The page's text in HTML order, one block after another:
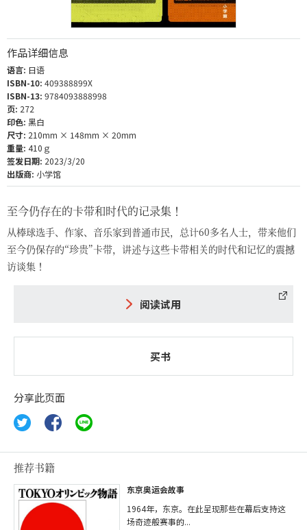
作品详细信息
语言: 日语
ISBN-10: 409388899X
ISBN-13: 9784093888998
页: 272
印色: 黑白
尺寸: 210mm × 148mm × 20mm
重量: 410ｇ
签发日期: 2023/3/20
出版商: 小学馆
至今仍存在的卡带和时代的记录集！
从棒球选手、作家、音乐家到普通市民，总计60多名人士，带来他们
至今仍保存的“珍贵”卡带，讲述与这些卡带相关的时代和记忆的震撼
访谈集！
阅读试用
买书
分享此页面
推荐书籍
东京奥运会故事
1964年，东京。在此呈现那些在幕后支持这
场奇迹般赛事的...